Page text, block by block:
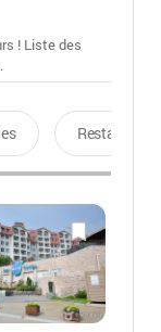
! Liste des
Restaurants